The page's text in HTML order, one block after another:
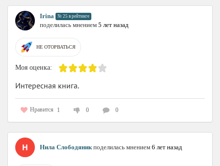
Irina № 25 в рейтинге
поделилась мнением 5 лет назад
НЕ ОТОРВАТЬСЯ
Моя оценка:
Интересная книга.
Нравится 1 0 0
Нила Слободяникподелилась мнением 6 лет назад